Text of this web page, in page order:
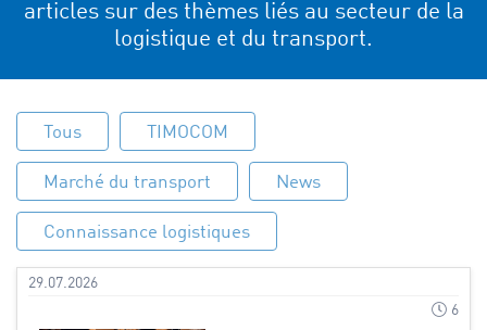
articles sur des thèmes liés au secteur de la
logistique et du transport.
Tous TIMOCOM
Marché du transport News
Connaissance logistiques
29.07.2026
6